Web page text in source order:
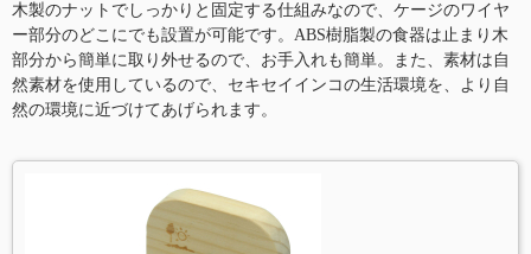
木製のナットでしっかりと固定する仕組みなので、ケージのワイヤ
ー部分のどこにでも設置が可能です。ABS樹脂製の食器は止まり木
部分から簡単に取り外せるので、お手入れも簡単。また、素材は自
然素材を使用しているので、セキセイインコの生活環境を、より自
然の環境に近づけてあげられます。